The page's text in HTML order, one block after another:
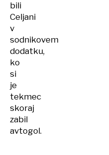
bili
Celjani
v
sodnikovem
dodatku,
ko
si
je
tekmec
skoraj
zabil
avtogol.